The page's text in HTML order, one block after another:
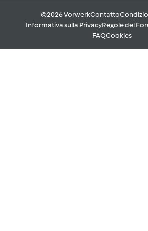
©2026 VorwerkContatto
Informativa sulla PrivacyRegole del
FAQCookies